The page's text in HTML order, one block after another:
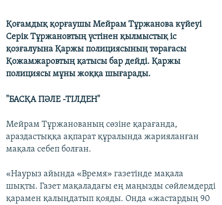
Қоғамдық қорғаушы Мейрам Тұржанова күйеуі
Серік Тұржановтың үстінен қылмыстық іс
қозғалуына Қаржы полициясының төрағасы
Қожамжаровтың қатысы бар дейді. Қаржы
полициясы мұны жоққа шығарады.
"БАСҚА ПӘЛЕ -ТІЛДЕН"
Мейрам Тұржанованың сөзіне қарағанда,
араздастыққа ақпарат құралында жарияланған
мақала себеп болған.
«Наурыз айында «Время» газетінде мақала
шықты. Газет мақаладағы ең маңызды сөйлемдерді
қарамен қалыңдатып қояды. Онда «жастардың 90